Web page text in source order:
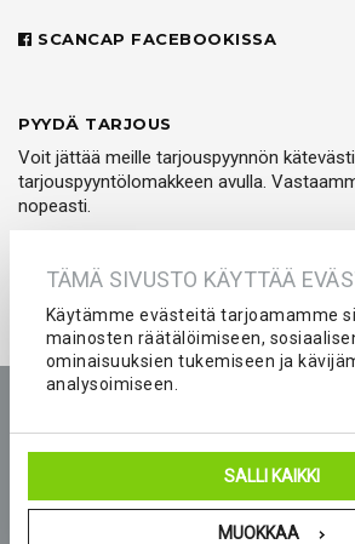
TÄMÄ SIVUSTO KÄYTTÄÄ
Käytämme evästeitä tarjoamamme
mainosten räätälöimiseen,
ominaisuuksien tukemiseen ja
analysoimiseen.
SALLI KAIKKI
MUOKKAA
SCANCAP FACEBOOKISSA
PYYDÄ TARJOUS
Voit jättää meille tarjouspyynnön kätevästi
tarjouspyyntölomakkeen avulla.
nopeasti.
Tarjouspyyntö
Peliasut ja
Blogi
Yhteystiedot
© 2026 Scancap Finland Oy. Sivujen